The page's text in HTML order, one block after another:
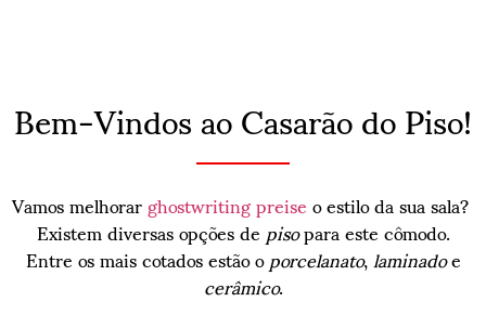
Bem-Vindos ao Casarão do Piso!
Vamos melhorarghostwriting preiseo estilo da sua sala?
Existem diversas opções depisopara este cômodo.
Entre os mais cotados estão oporcelanato,laminadoe
cerâmico.